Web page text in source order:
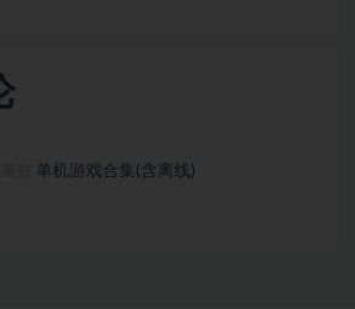
单机游戏合集(含离线)